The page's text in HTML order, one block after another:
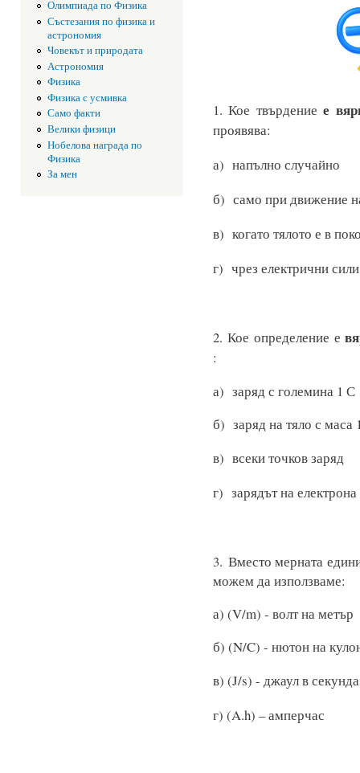
Олимпиада по Физика
Състезания по физика и
астрономия
Човекът и природата
Астрономия
Физика
Физика с усмивка
Само факти
Велики физици
Нобелова награда по
Физика
За мен
1. Кое твърдениее
проявява:
а) напълно
б) само при движение
в) когато
г) чрез
2. Кое определение е
:
а) заряд с
б) заряд на тяло с
в) всеки
г) зарядът на електрона
3. Вместо мерната
можем да използваме:
а) (V/m) - волт
б) (N/C) - нютон на
в) (J/s) - джаул в
г) (A.h) – амперчас